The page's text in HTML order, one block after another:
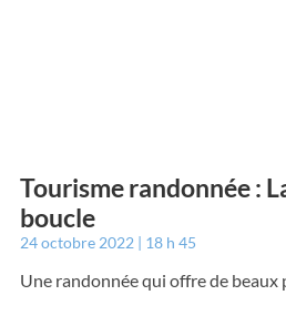
Tourisme randonnée :
boucle
24 octobre 2022 18 h 45
Une randonnée qui offre de beaux